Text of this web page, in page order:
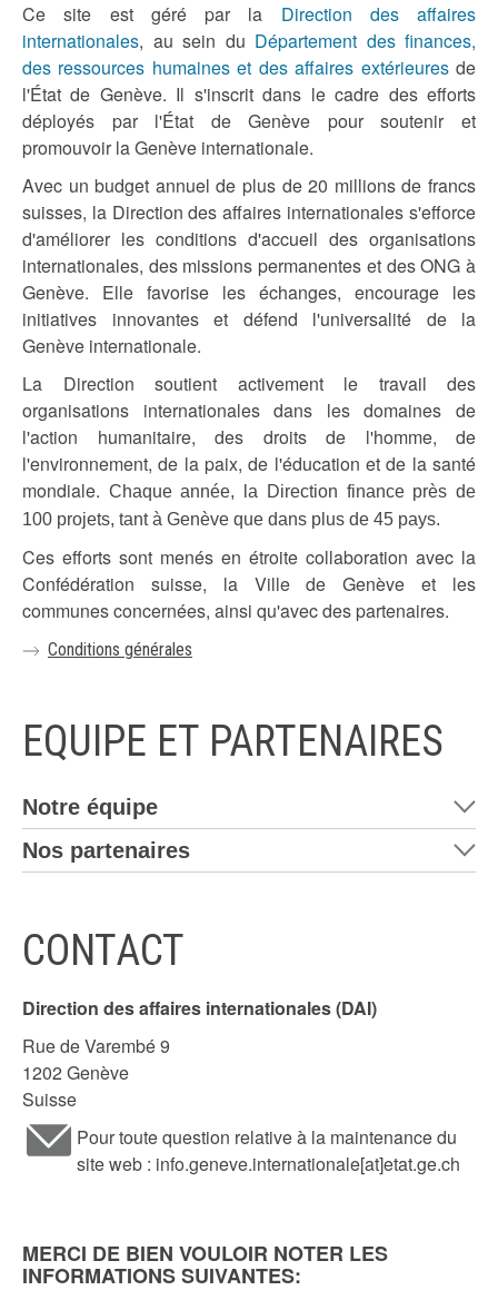
Ce site est géré par la Direction des affaires
internationales, au sein du Département des finances,
des ressources humaines et des affaires extérieuresde
l'État de Genève. Il s'inscrit dans le cadre des efforts
déployés par l'État de Genève pour soutenir et
promouvoir la Genève internationale.
Avec un budget annuel de plus de 20 millions de francs
suisses, la Direction des affaires internationales s'efforce
d'améliorer les conditions d'accueil des organisations
internationales, des missions permanentes et des ONG à
Genève. Elle favorise les échanges, encourage les
initiatives innovantes et défend l'universalité de la
Genève internationale.
La Direction soutient activement le travail des
organisations internationales dans les domaines de
l'action humanitaire, des droits de l'homme, de
l'environnement, de la paix, de l'éducation et de la santé
mondiale. Chaque année, la Direction finance près de
100 projets, tant à Genève que dans plus de 45 pays.
Ces efforts sont menés en étroite collaboration avec la
Confédération suisse, la Ville de Genève et les
communes concernées, ainsi qu'avec des partenaires.
Conditions générales
EQUIPE ET PARTENAIRES
Notre équipe
Nos partenaires
CONTACT
Direction des affaires internationales (DAI)
Rue de Varembé 9
1202 Genève
Suisse
Pour toute question relative à la maintenance du
site web : info.geneve.internationale[at]etat.ge.ch
MERCI DE BIEN VOULOIR NOTER LES
INFORMATIONS SUIVANTES: